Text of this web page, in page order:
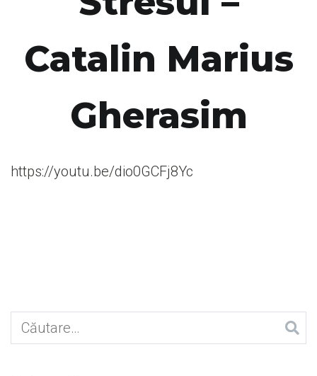
Catalin Marius
Gherasim
https://youtu.be/dio0GCFj8Yc
Caută
după: